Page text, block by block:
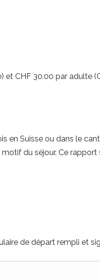
et CHF 30.00 par adulte
en Suisse ou dans le
du séjour. Ce rapport
de départ rempli et